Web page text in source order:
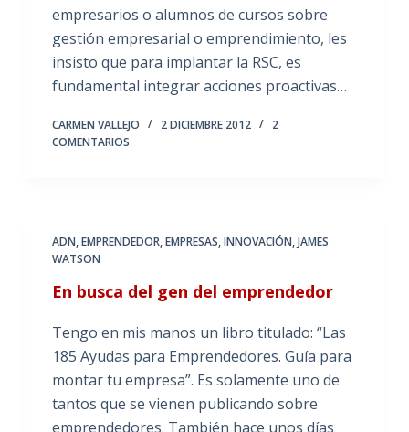
empresarios o alumnos de cursos sobre
gestión empresarial o emprendimiento, les
insisto que para implantar la RSC, es
fundamental integrar acciones proactivas…
CARMEN VALLEJO 2 DICIEMBRE 2012
2
COMENTARIOS
ADN,EMPRENDEDOR,EMPRESAS,INNOVACIÓN,JAMES
WATSON
En busca del gen del emprendedor
Tengo en mis manos un libro titulado: “Las
185 Ayudas para Emprendedores. Guía para
montar tu empresa”. Es solamente uno de
tantos que se vienen publicando sobre
emprendedores. También hace unos días